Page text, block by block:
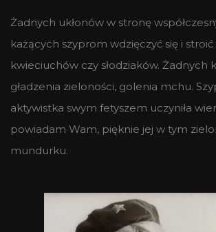
Żadnych ukłonów w stronę
każących szyprom wdzięczyć się i
kwieciuchów czy słodziaków. Żadnych
gładzenia zieloności, golenia mchu.
aktywistka swym fetyszem uczyniła
powiadam Wam, pięknie jej w tym
mundurku.